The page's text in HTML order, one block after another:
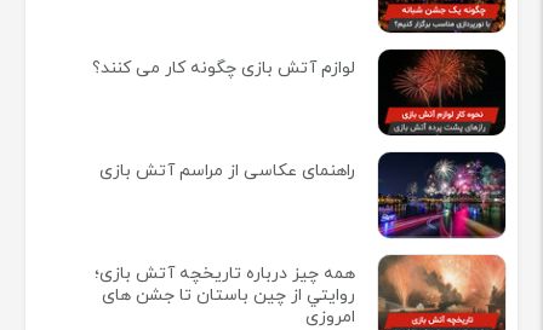
لوازم آتش بازی چگونه کار می کنند؟
راهنمای عکاسی از مراسم آتش بازی
همه چيز درباره تاريخچه آتش بازی؛
روايتي از چين باستان تا جشن های
امروزی